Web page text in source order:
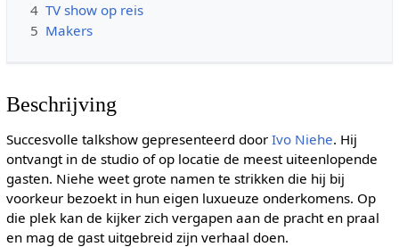
4 TV show op reis
5 Makers
Beschrijving
Succesvolle talkshow gepresenteerd door Ivo Niehe. Hij
ontvangt in de studio of op locatie de meest uiteenlopende
gasten. Niehe weet grote namen te strikken die hij bij
voorkeur bezoekt in hun eigen luxueuze onderkomens. Op
die plek kan de kijker zich vergapen aan de pracht en praal
en mag de gast uitgebreid zijn verhaal doen.